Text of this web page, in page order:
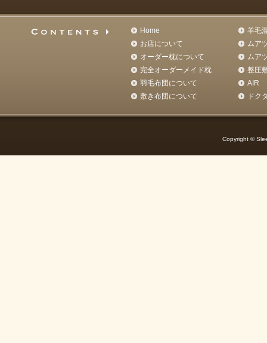
Home
お店について
オーダー枕について
完全オーダーメイド枕
羽毛布団について
敷き布団について
羊毛
ムア
ムア
整圧
AIR
ドク
Copyright ©